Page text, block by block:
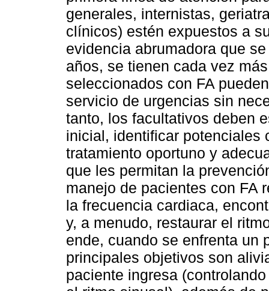
generales, internistas,
clínicos) estén expuestos a
evidencia abrumadora que
años, se tienen cada vez
seleccionados con FA
servicio de urgencias sin
tanto, los facultativos deben
inicial, identificar potenciales
tratamiento oportuno y
que les permitan la
manejo de pacientes con FA
la frecuencia cardiaca,
y, a menudo, restaurar el
ende, cuando se enfrenta un
principales objetivos son
paciente ingresa